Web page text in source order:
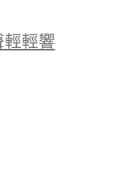
輕響